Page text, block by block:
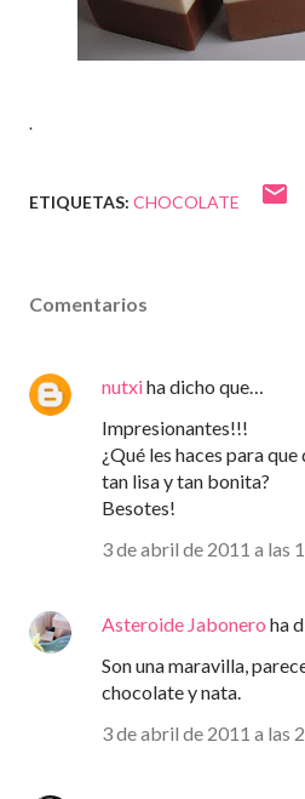
.
ETIQUETAS: CHOCOLATE
Comentarios
nutxiha dicho que…
Impresionantes!!!
¿Qué les haces para
tan lisa y tan bonita?
Besotes!
3 de abril de 2011 a las
Asteroide Jabonero ha
Son una maravilla,
chocolate y nata.
3 de abril de 2011 a las